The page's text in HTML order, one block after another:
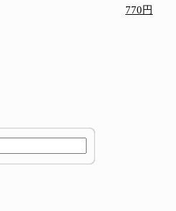
770円